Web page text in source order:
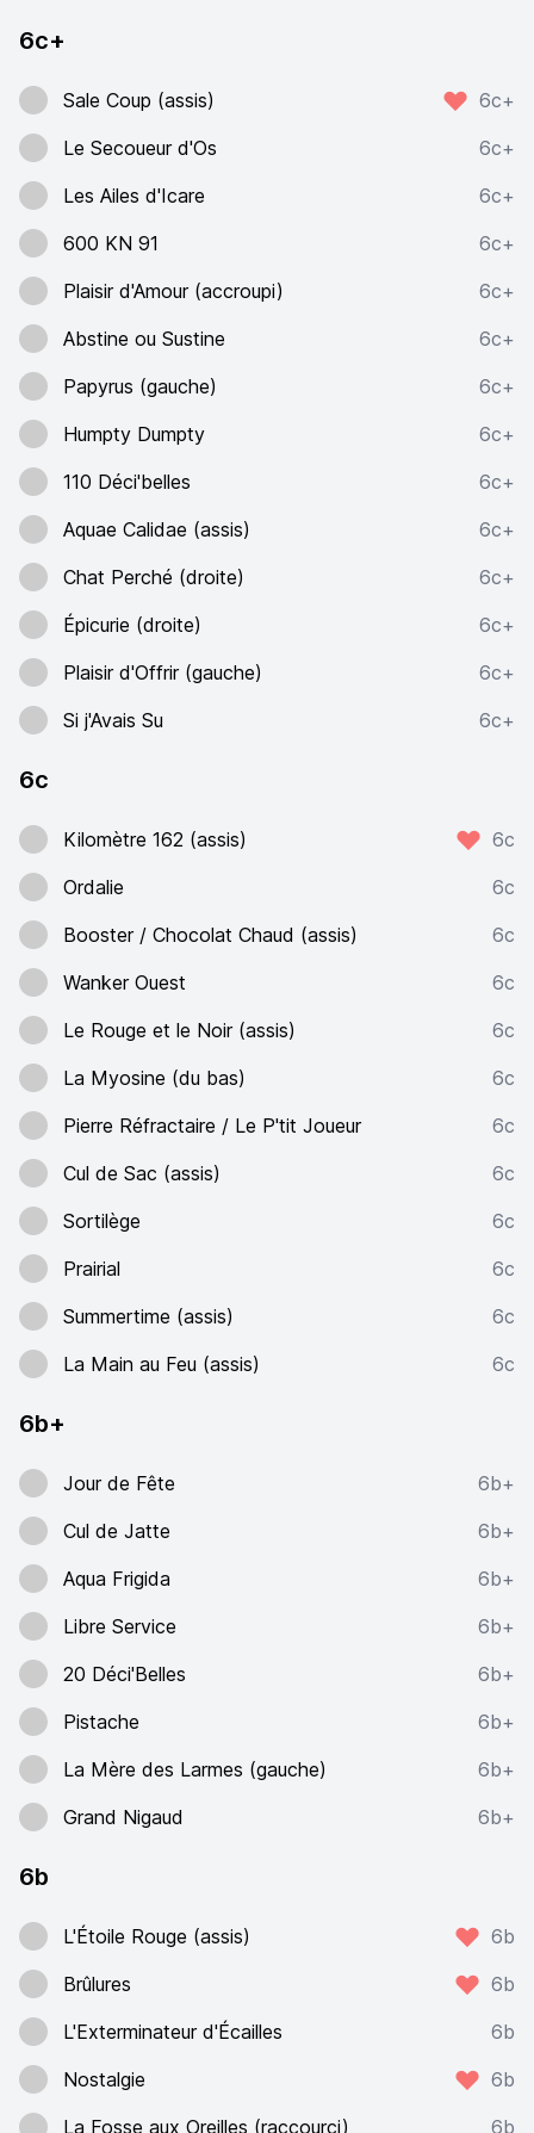
6c+
Sale Coup (assis)
6c+
Le Secoueur d'Os
6c+
Les Ailes d'Icare
6c+
600 KN 91
6c+
Plaisir d'Amour (accroupi)
6c+
Abstine ou Sustine
6c+
Papyrus (gauche)
6c+
Humpty Dumpty
6c+
110 Déci'belles
6c+
Aquae Calidae (assis)
6c+
Chat Perché (droite)
6c+
Épicurie (droite)
6c+
Plaisir d'Offrir (gauche)
6c+
Si j'Avais Su
6c+
6c
Kilomètre 162 (assis)
6c
Ordalie
6c
Booster / Chocolat Chaud (assis)
6c
Wanker Ouest
6c
Le Rouge et le Noir (assis)
6c
La Myosine (du bas)
6c
Pierre Réfractaire / Le P'tit Joueur
6c
Cul de Sac (assis)
6c
Sortilège
6c
Prairial
6c
Summertime (assis)
6c
La Main au Feu (assis)
6c
6b+
Jour de Fête
6b+
Cul de Jatte
6b+
Aqua Frigida
6b+
Libre Service
6b+
20 Déci'Belles
6b+
Pistache
6b+
La Mère des Larmes (gauche)
6b+
Grand Nigaud
6b+
6b
L'Étoile Rouge (assis)
6b
Brûlures
6b
L'Exterminateur d'Écailles
6b
Nostalgie
6b
La Fosse aux Oreilles (raccourci)
6b